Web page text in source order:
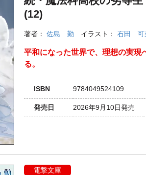
(12)
著者： 佐島 勤 イラスト： 石田 可
平和になった世界で、理想の実
る。
ISBN 9784049524109
発売日 2026年9月10日発売
電撃文庫